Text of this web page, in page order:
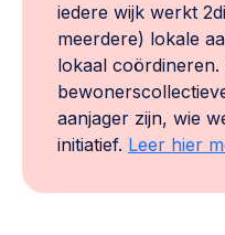
iedere wijk werkt
meerdere) lokale
lokaal coördineren.
aanjager zijn, wie
initiatief. Leer hier